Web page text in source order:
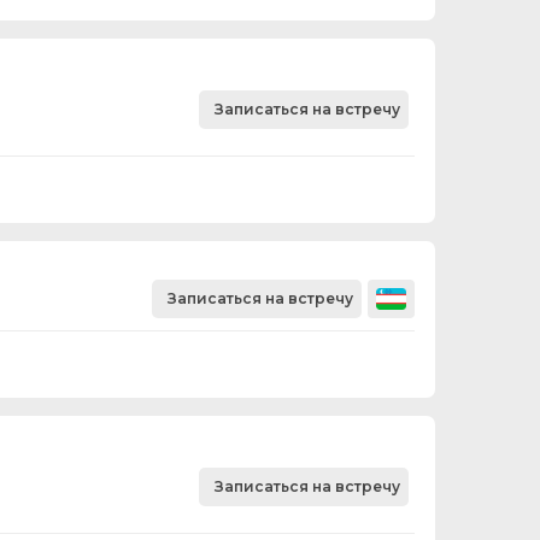
Записаться на встречу
Записаться на встречу
Записаться на встречу